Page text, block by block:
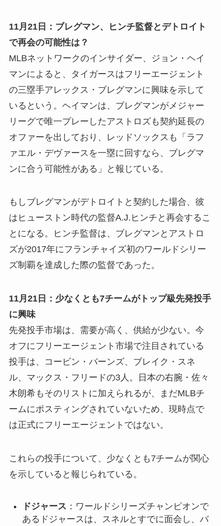
11月21日：ブレグマン、ヒンチ監督とデトロイト
で再会の可能性は？
MLBネットワークのインサイダー、ジョン・ヘイ
マンによると、タイガースはフリーエージェント
の三塁手アレックス・ブレグマンに興味を示して
いるという。ヘイマンは、ブレグマンがメジャー
リーグで唯一プレーしたアストロズも契約延長の
オファーを出しており、レッドソックスも「ラフ
ァエル・デヴァースを一塁に回すなら、ブレグマ
ンに合う可能性がある」と報じている。
もしブレグマンがデトロイトと契約した場合、彼
はヒューストン時代の監督A.J.ヒンチと再会するこ
とになる。ヒンチ監督は、ブレグマンとアストロ
ズが2017年にフランチャイズ初のワールドシリー
ズ制覇を達成した際の監督であった。
11月21日：少なくとも7チームがトップ級先発投手
に興味
先発投手市場は、需要が高く、供給が少ない。今
オフにフリーエージェント市場で注目されている
投手は、コービン・バーンズ、ブレイク・スネ
ル、マックス・フリードの3人。日本の右腕・佐々
木朗希もそのリストに加えられるが、まだMLBチ
ームにポスティングされていないため、現時点で
は正式にフリーエージェントではない。
これらの投手について、少なくとも7チームが関心
を示していると報じられている。
ドジャース ：ワールドシリーズチャンピオンで
あるドジャースは、スネルとすでに面会し、バ